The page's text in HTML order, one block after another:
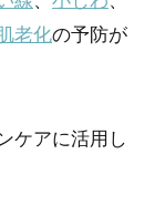
肌老化の予防が
ケアに活用し